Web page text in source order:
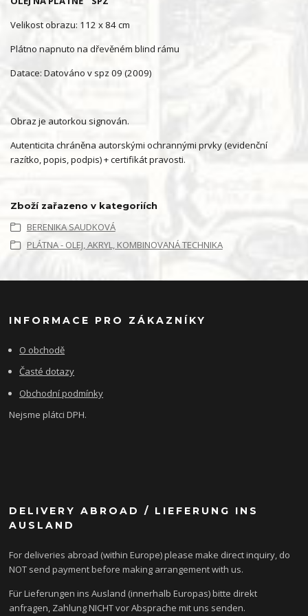
Velikost obrazu: 112 x 84 cm
Plátno napnuto na dřevěném blind rámu
Datace: Datováno v spz 09 (2009)
Obraz je autorkou signován.
Autenticita chráněna autorskými ochrannými prvky (evidenční
razítko, popis, podpis) + certifikát pravosti.
Zboží zařazeno v kategoriích
BERENIKA SAUDKOVÁ
PLÁTNA - OLEJ, AKRYL, KOMBINOVANÁ TECHNIKA
INFORMACE PRO ZÁKAZNÍKY
O obchodě
Časté dotazy
Obchodní podmínky
Nejsme plátci DPH.
DELIVERY ABROAD / LIEFERUNG INS
AUSLAND
For deliveries abroad (within Europe) please make direct inquiry, do
NOT send payment before making arrangement with us.
Für Lieferungen ins Ausland (innerhalb Europas) bitte direkt
anfragen, Zahlung NICHT vor Absprache mit uns senden.